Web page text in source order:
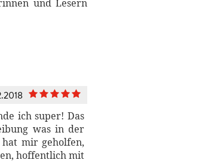
und Lesern
ich super! Das
was in der
hat mir geholfen,
hoffentlich mit